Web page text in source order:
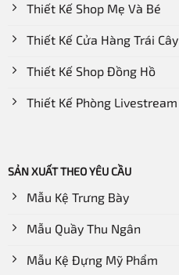
Thiết Kế Shop Mẹ Và Bé
Thiết Kế Cửa Hàng Trái Cây
Thiết Kế Shop Đồng Hồ
Thiết Kế Phòng Livestream
SẢN XUẤT THEO YÊU CẦU
Mẫu Kệ Trưng Bày
Mẫu Quầy Thu Ngân
Mẫu Kệ Đựng Mỹ Phẩm